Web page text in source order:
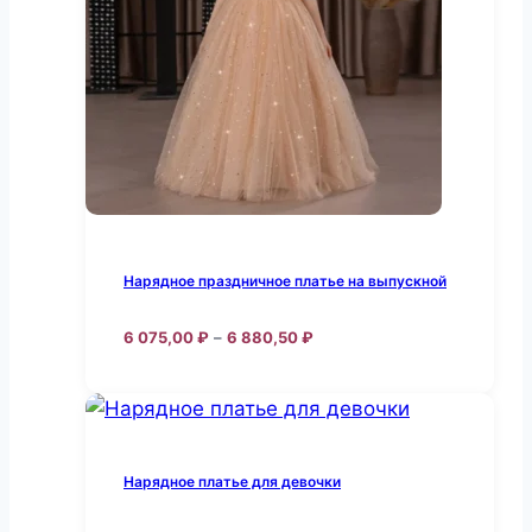
можно
выбрать
на
странице
товара.
Нарядное праздничное платье на выпускной
6 075,00₽ – 6 880,50₽Диапазон
075,00 ₽
880,50 ₽
товар
вариаций.
Нарядное платье для девочки